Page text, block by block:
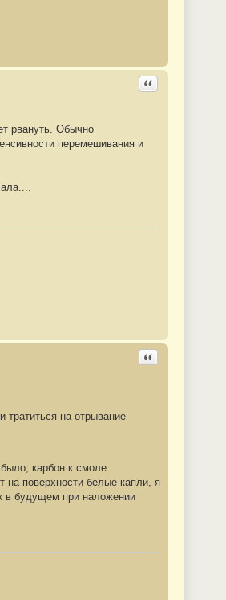
Ответить с
рвануть. Обычно
перемешивания и
Ответить с
тратиться на отрывание
карбон к смоле
на поверхности белые капли, я
в будущем при наложении